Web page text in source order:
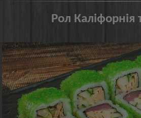
Рол Каліфорнія